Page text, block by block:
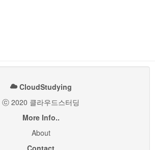
CloudStudying
ⓒ 2020 클라우드스터딩
More Info..
About